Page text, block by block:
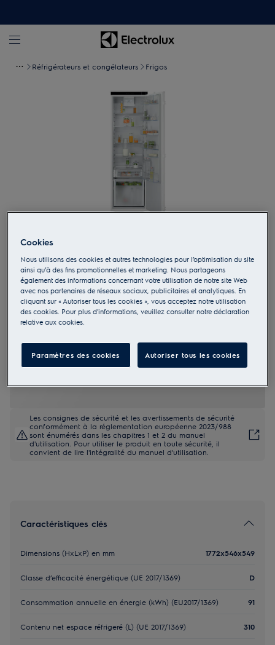
Réfrigérateurs et congélateurs Frigos
ERD6DD18S
Réfrigérateur encastrable 178 cm
Fiche Produit UE
Les consignes de sécurité et les avertissements de sécurité
conformément à la réglementation européenne 2023/988
sont énumérés dans les chapitres 1 et 2 du manuel
d'utilisation. Pour utiliser le produit en toute sécurité, il
convient de lire l'intégralité du manuel d'utilisation.
Caractéristiques clés
Dimensions (HxLxP) en mm 1772x546x549
Classe d’efficacité énergétique (UE 2017/1369) D
Consommation annuelle en énergie (kWh) (EU2017/1369) 91
Contenu net espace réfrigeré (L) (UE 2017/1369) 310
Cookies
Nous utilisons des cookies et autres technologies pour l’optimisation du site
ainsi qu’à des fins promotionnelles et marketing. Nous partageons
également des informations concernant votre utilisation de notre site Web
avec nos partenaires de réseaux sociaux, publicitaires et analytiques. En
cliquant sur « Autoriser tous les cookies », vous acceptez notre utilisation
des cookies. Pour plus d'informations, veuillez consulter notre déclaration
relative aux cookies.
Paramètres des cookies Autoriser tous les cookies